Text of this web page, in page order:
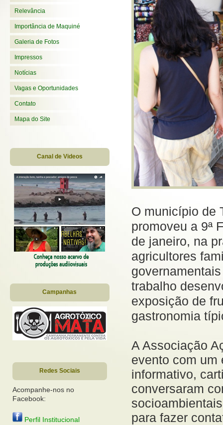
Relevância
Importância de Maquiné
Galeria de Fotos
Impressos
Notícias
Vagas e Oportunidades
Contato
Mapa do Site
Canal de Videos
Campanhas
Redes Sociais
Acompanhe-nos no
Facebook:
Perfil Institucional
O município de
promoveu a 9ª
de janeiro, na
agricultores
trabalho
exposição de
gastronomia
A Associação
evento com um
informativo,
conversaram
para fazer